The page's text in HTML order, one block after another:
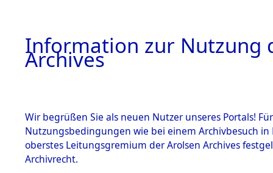
Information zur Nutzung
Archives
Wir begrüßen Sie als neuen Nutzer unseres Portals!
Nutzungsbedingungen wie bei einem Archivbesuch
oberstes Leitungsgremium der Arolsen Archives
Archivrecht.